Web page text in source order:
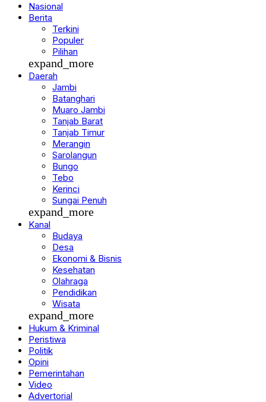
Nasional
Berita
Terkini
Populer
Pilihan
expand_more
Daerah
Jambi
Batanghari
Muaro Jambi
Tanjab Barat
Tanjab Timur
Merangin
Sarolangun
Bungo
Tebo
Kerinci
Sungai Penuh
expand_more
Kanal
Budaya
Desa
Ekonomi & Bisnis
Kesehatan
Olahraga
Pendidikan
Wisata
expand_more
Hukum & Kriminal
Peristiwa
Politik
Opini
Pemerintahan
Video
Advertorial